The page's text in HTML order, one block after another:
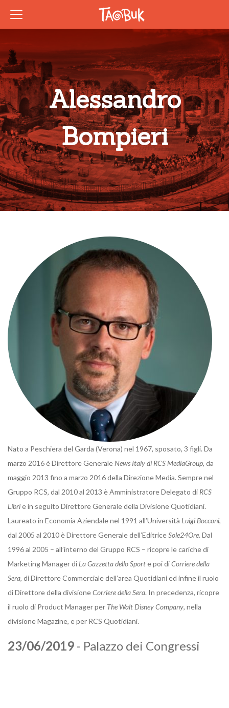
Alessandro
Bompieri
Nato a Peschiera del Garda (Verona) nel 1967, sposato, 3 figli. Da
marzo 2016 è Direttore Generale News Italy di RCS MediaGroup, da
maggio 2013 fino a marzo 2016 della Direzione Media. Sempre nel
Gruppo RCS, dal 2010 al 2013 è Amministratore Delegato di RCS
Librie in seguito Direttore Generale della Divisione Quotidiani.
Laureato in Economia Aziendale nel 1991 all’Università Luigi Bocconi,
dal 2005 al 2010 è Direttore Generale dell’EditriceSole24Ore. Dal
1996 al 2005 – all’interno del Gruppo RCS – ricopre le cariche di
Marketing Manager di La Gazzetta dello Sporte poi diCorriere della
Sera, di Direttore Commerciale dell’area Quotidiani ed infine il ruolo
di Direttore della divisioneCorriere della Sera. In precedenza, ricopre
il ruolo di Product Manager per The Walt Disney Company, nella
divisione Magazine, e per RCS Quotidiani.
23/06/2019 - Palazzo dei Congressi